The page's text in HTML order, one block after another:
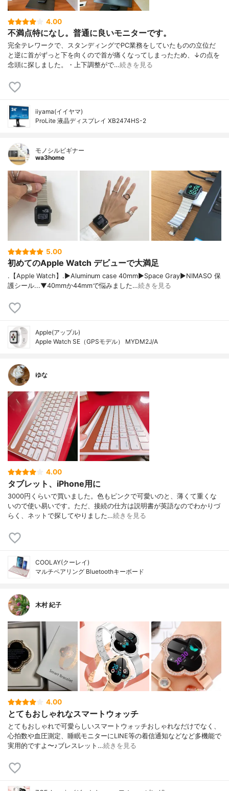
4.00
不満点特になし。普通に良いモニターです。
完全テレワークで、スタンディングでPC業務をしていたものの立位だ
と逆に首がずっと下を向くので首が痛くなってしまったため、↓の点を
念頭に探しました。・上下調整がで…続きを見る
iiyama(イイヤマ)
ProLite 液晶ディスプレイ XB2474HS-2
モノシルビギナー
wa3home
5.00
初めてのApple Watch デビューで大満足
.【Apple Watch】.▶︎Aluminum case 40mm▶︎Space Gray▶︎NIMASO 保
護シール...▼40mmか44mmで悩みました…続きを見る
Apple(アップル)
Apple Watch SE（GPSモデル） MYDM2J/A
ゆな
4.00
タブレット、iPhone用に
3000円くらいで買いました。色もピンクで可愛いのと、薄くて重くな
いので使い易いです。ただ、接続の仕方は説明書が英語なのでわかりづ
らく、ネットで探してやりました…続きを見る
COOLAY(クーレイ)
マルチペアリング Bluetoothキーボード
木村 紀子
4.00
とてもおしゃれなスマートウォッチ
とてもおしゃれで可愛らしいスマートウォッチおしゃれなだけでなく、
心拍数や血圧測定、睡眠モニターにLINE等の着信通知などなど多機能で
実用的ですよ〜♪ブレスレット…続きを見る